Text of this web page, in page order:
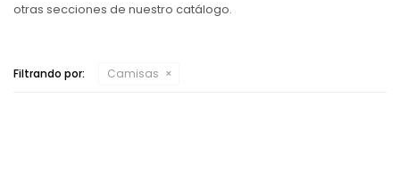
otras secciones de nuestro catálogo.
Filtrando por: Camisas